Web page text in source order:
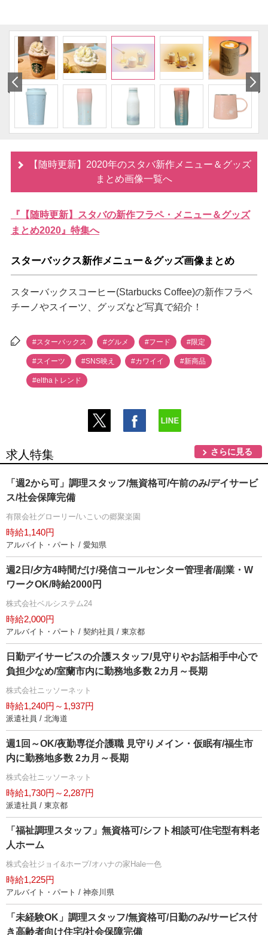
【随時更新】2020年のスタバ新作メニュー＆グッズ
まとめ画像一覧へ
『【随時更新】スタバの新作フラペ・メニュー＆グッズ
まとめ2020』特集へ
スターバックス新作メニュー＆グッズ画像まとめ
スターバックスコーヒー(Starbucks Coffee)の新作フラペ
チーノやスイーツ、グッズなど写真で紹介！
#スターバックス #グルメ #フード #限定
#スイーツ #SNS映え #カワイイ #新商品
#elthaトレンド
求人特集 さらに見る
「週2から可」調理スタッフ/無資格可/午前のみ/デイサービ
ス/社会保障完備
有限会社グローリー/いこいの郷聚楽園
時給1,140円
アルバイト・パート / 愛知県
週2日/夕方4時間だけ/発信コールセンター管理者/副業・W
ワークOK/時給2000円
株式会社ベルシステム24
時給2,000円
アルバイト・パート / 契約社員 / 東京都
日勤デイサービスの介護スタッフ/見守りやお話相手中心で
負担少なめ/室蘭市内に勤務地多数 2カ月～長期
株式会社ニッソーネット
時給1,240円～1,937円
派遣社員 / 北海道
週1回～OK/夜勤専従介護職 見守りメイン・仮眠有/福生市
内に勤務地多数 2カ月～長期
株式会社ニッソーネット
時給1,730円～2,287円
派遣社員 / 東京都
「福祉調理スタッフ」無資格可/シフト相談可/住宅型有料老
人ホーム
株式会社ジョイ&ホープ/オハナの家Hale一色
時給1,225円
アルバイト・パート / 神奈川県
「未経験OK」調理スタッフ/無資格可/日勤のみ/サービス付
き高齢者向け住宅/社会保障完備